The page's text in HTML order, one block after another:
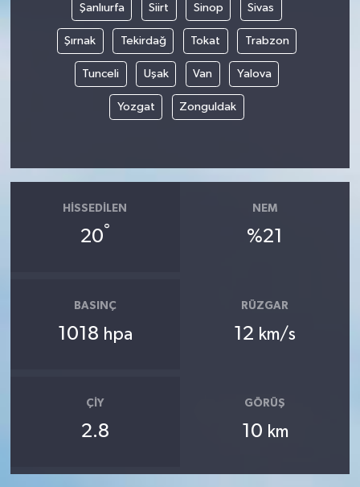
Şanlıurfa Siirt Sinop Sivas
Şırnak Tekirdağ Tokat Trabzon
Tunceli Uşak Van Yalova
Yozgat Zonguldak
HISSEDILEN
20°
NEM
%21
BASINÇ
1018 hpa
RÜZGAR
12 km/s
ÇIY
2.8
GÖRÜŞ
10 km